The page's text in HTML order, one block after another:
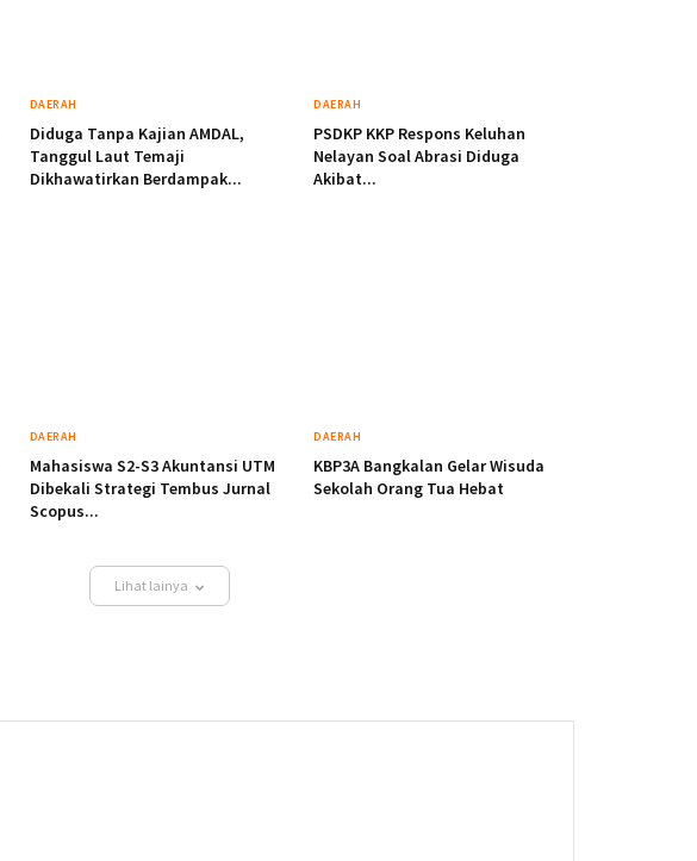
DAERAH
Diduga Tanpa Kajian AMDAL,
Tanggul Laut Temaji
Dikhawatirkan Berdampak...
DAERAH
PSDKP KKP Respons Keluhan
Nelayan Soal Abrasi Diduga
Akibat...
DAERAH
Mahasiswa S2-S3 Akuntansi UTM
Dibekali Strategi Tembus Jurnal
Scopus...
DAERAH
KBP3A Bangkalan Gelar Wisuda
Sekolah Orang Tua Hebat
Lihat lainya